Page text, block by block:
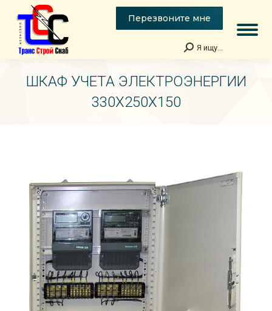
Перезвоните мне
Поиск:
Я ищу...
ШКАФ УЧЕТА ЭЛЕКТРОЭНЕРГИИ
330Х250Х150